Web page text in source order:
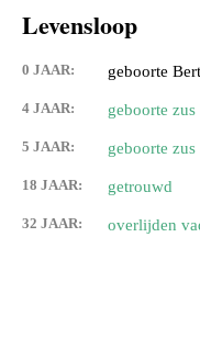
Levensloop
0 JAAR: geboorte
4 JAAR: geboorte
5 JAAR: geboorte
18 JAAR: getrouwd
32 JAAR: overlijden